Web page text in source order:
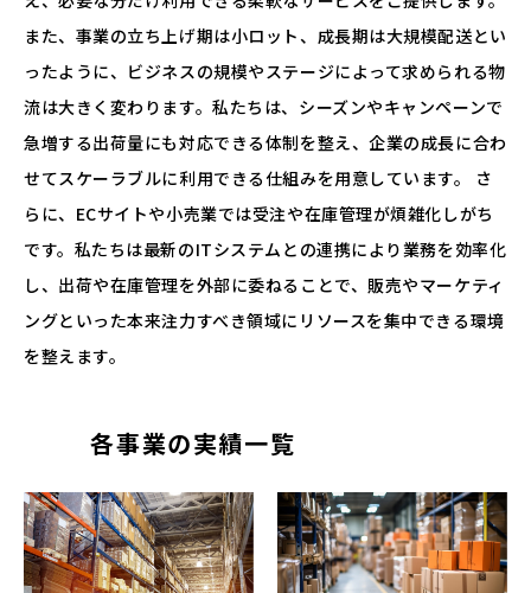
また、事業の立ち上げ期は小ロット、成長期は大規模配送とい
ったように、ビジネスの規模やステージによって求められる物
流は大きく変わります。私たちは、シーズンやキャンペーンで
急増する出荷量にも対応できる体制を整え、企業の成長に合わ
せてスケーラブルに利用できる仕組みを用意しています。 さ
らに、ECサイトや小売業では受注や在庫管理が煩雑化しがち
です。私たちは最新のITシステムとの連携により業務を効率化
し、出荷や在庫管理を外部に委ねることで、販売やマーケティ
ングといった本来注力すべき領域にリソースを集中できる環境
を整えます。
各事業の実績一覧